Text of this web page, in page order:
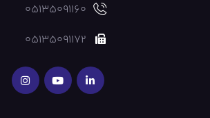
05135091160
05135091172